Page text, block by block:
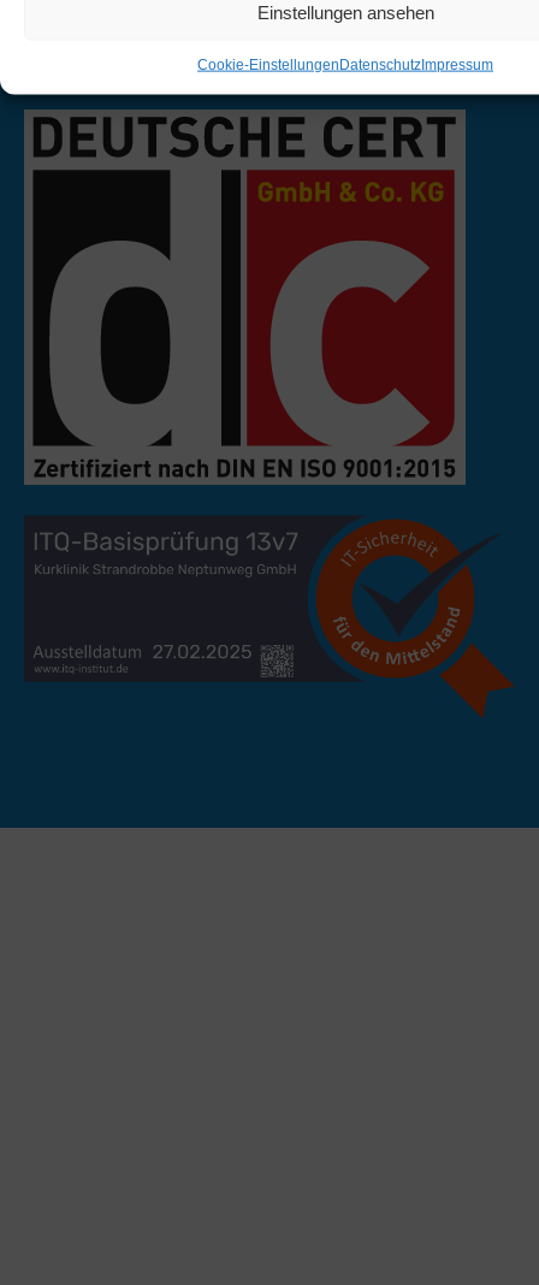
Einstellungen ansehen
Cookie-EinstellungenDatenschutzImpressum